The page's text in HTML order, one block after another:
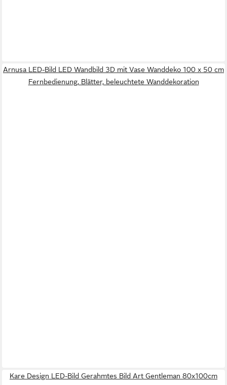
Arnusa LED-Bild LED Wandbild 3D mit Vase Wanddeko 100 x 50 cm
Fernbedienung, Blätter, beleuchtete Wanddekoration
Kare Design LED-Bild Gerahmtes Bild Art Gentleman 80x100cm